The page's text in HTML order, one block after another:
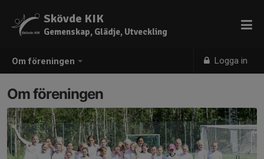
Om föreningen Logga in
Skövde KIK
Gemenskap, Glädje, Utveckling
Om föreningen